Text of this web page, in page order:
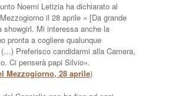
Noemi Letizia ha dichiarato al
il 28 aprile « [Da grande
showgirl. Mi interessa anche la
pronta a cogliere qualunque
Preferisco candidarmi alla Camera,
Ci penserà papi Silvio».
Mezzogiorno, 28 aprile)